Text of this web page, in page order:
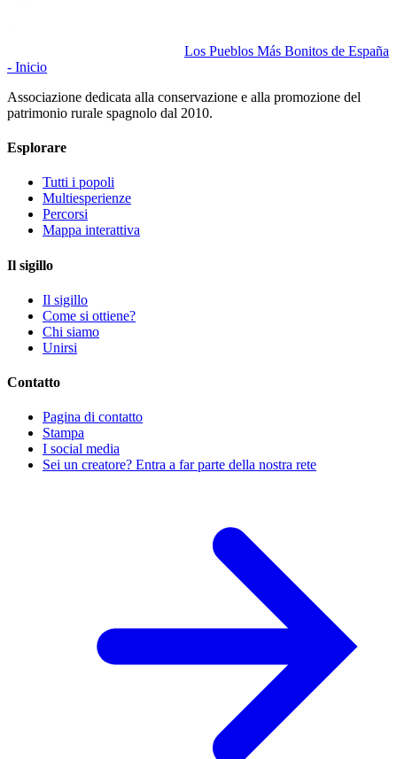
Los Pueblos Más Bonitos de España
- Inicio
Associazione dedicata alla conservazione e alla promozione del
patrimonio rurale spagnolo dal 2010.
Esplorare
Tutti i popoli
Multiesperienze
Percorsi
Mappa interattiva
Il sigillo
Il sigillo
Come si ottiene?
Chi siamo
Unirsi
Contatto
Pagina di contatto
Stampa
I social media
Sei un creatore? Entra a far parte della nostra rete